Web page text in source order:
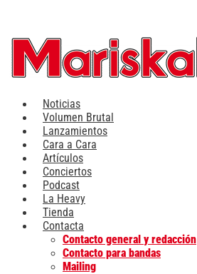
contenido
Noticias
Volumen Brutal
Lanzamientos
Cara a Cara
Artículos
Conciertos
Podcast
La Heavy
Tienda
Contacta
Contacto general y redacción
Contacto para bandas
Mailing